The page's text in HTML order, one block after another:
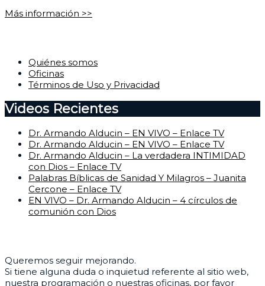
Más información >>
Quiénes somos
Oficinas
Términos de Uso y Privacidad
Videos Recientes
Dr. Armando Alducin – EN VIVO – Enlace TV
Dr. Armando Alducin – EN VIVO – Enlace TV
Dr. Armando Alducin – La verdadera INTIMIDAD
con Dios – Enlace TV
Palabras Bíblicas de Sanidad Y Milagros – Juanita
Cercone – Enlace TV
EN VIVO – Dr. Armando Alducin – 4 círculos de
comunión con Dios
Queremos seguir mejorando.
Si tiene alguna duda o inquietud referente al sitio web,
nuestra programación o nuestras oficinas, por favor